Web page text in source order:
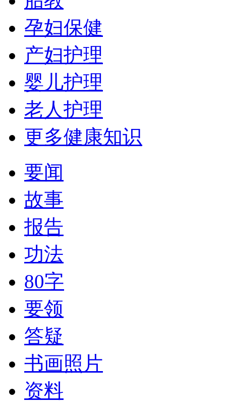
孕妇保健
产妇护理
婴儿护理
老人护理
更多健康知识
要闻
故事
报告
功法
80字
要领
答疑
书画照片
资料